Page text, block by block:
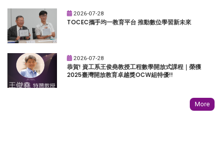
2026-07-28
TOCEC攜手均一教育平台 推動數位學習新未來
2026-07-28
恭賀! 資工系王俊堯教授工程數學開放式課程｜榮獲
2025臺灣開放教育卓越獎OCW組特優!!
More